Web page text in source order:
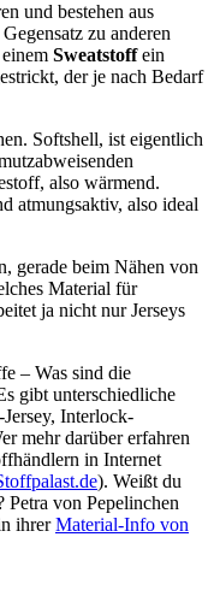
und bestehen aus
zu anderen
Sweatstoffein
der je nach Bedarf
Softshell, ist eigentlich
also wärmend.
atmungsaktiv, also ideal
gerade beim Nähen von
Material für
ja nicht nur Jerseys
– Was sind die
gibt unterschiedliche
Interlock-
mehr darüber erfahren
in Internet
). Weißt du
Petra von Pepelinchen
ihrerMaterial-Info von